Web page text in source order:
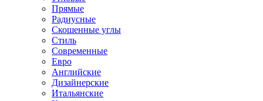
Прямые
Радиусные
Скошенные углы
Стиль
Современные
Евро
Английские
Дизайнерские
Итальянские